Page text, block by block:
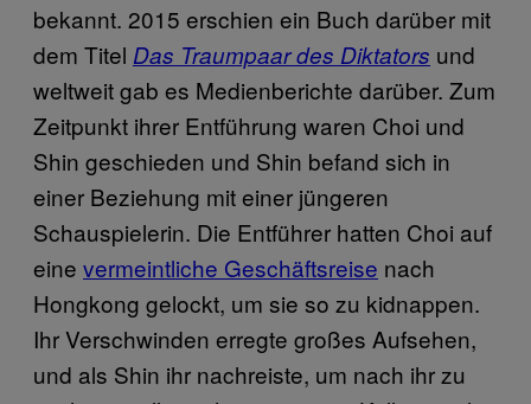
bekannt. 2015 erschien ein Buch darüber mit
dem Titel Das Traumpaar des Diktators und
weltweit gab es Medienberichte darüber. Zum
Zeitpunkt ihrer Entführung waren Choi und
Shin geschieden und Shin befand sich in
einer Beziehung mit einer jüngeren
Schauspielerin. Die Entführer hatten Choi auf
eine vermeintliche Geschäftsreise nach
Hongkong gelockt, um sie so zu kidnappen.
Ihr Verschwinden erregte großes Aufsehen,
und als Shin ihr nachreiste, um nach ihr zu